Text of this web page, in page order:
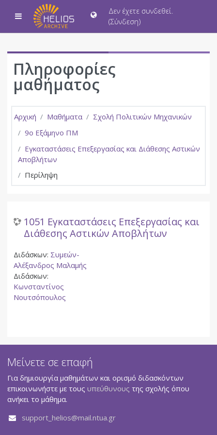
Μετάβαση στο κεντρικό περιεχόμενο
Πλευρικός πίνακας
Δεν έχετε συνδεθεί.
(Σύνδεση)
Πληροφορίες
μαθήματος
Αρχική Μαθήματα
Σχολή Πολιτικών Μηχανικών
9ο Εξάμηνο ΠΜ
Εγκαταστάσεις Επεξεργασίας και Διάθεσης Αστικών
Αποβλήτων
Περίληψη
1051 Εγκαταστάσεις Επεξεργασίας και
Διάθεσης Αστικών Αποβλήτων
Διδάσκων: Συμεών-
Αλέξανδρος Μαλαμής
Διδάσκων:
Κωνσταντίνος
Νουτσόπουλος
Μείνετε σε επαφή
Για δημιουργία μαθημάτων και ορισμό διδασκόντων
επικοινωνήστε με τους υπεύθυνους της σχολής όπου
ανήκει το μάθημα.
support_helios@mail.ntua.gr